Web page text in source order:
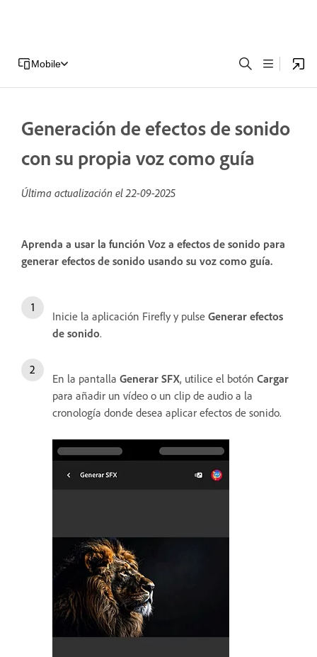
Mobile
Generación de efectos de sonido
con su propia voz como guía
Última actualización el22-09-2025
Aprenda a usar la función Voz a efectos de sonido para
generar efectos de sonido usando su voz como guía.
Inicie la aplicación Firefly y pulse Generar efectos
de sonido.
En la pantalla Generar SFX, utilice el botón Cargar
para añadir un vídeo o un clip de audio a la
cronología donde desea aplicar efectos de sonido.